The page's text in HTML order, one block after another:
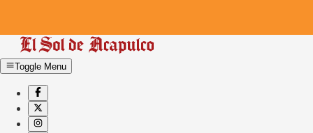
Toggle Menu